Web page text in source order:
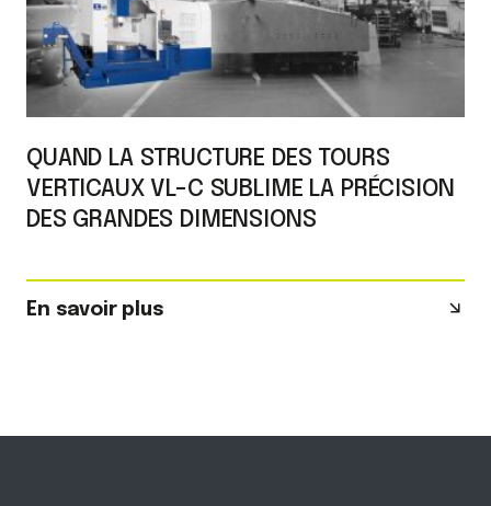
QUAND LA STRUCTURE DES TOURS
VERTICAUX VL-C SUBLIME LA PRÉCISION
DES GRANDES DIMENSIONS
En savoir plus